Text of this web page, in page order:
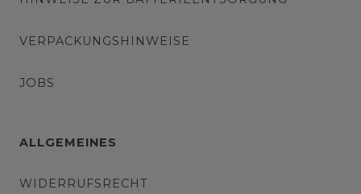
VERPACKUNGSHINWEISE
JOBS
ALLGEMEINES
WIDERRUFSRECHT